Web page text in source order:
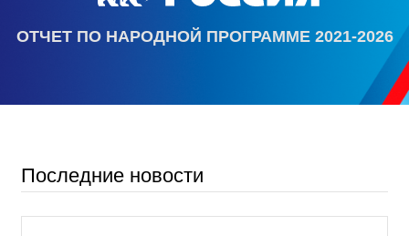
ОТЧЕТ ПО НАРОДНОЙ ПРОГРАММЕ 2021-2026
Последние новости